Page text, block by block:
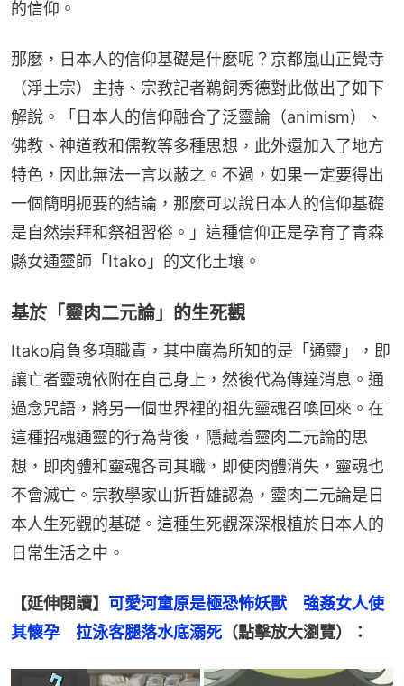
的信仰。
那麼，日本人的信仰基礎是什麼呢？京都嵐山正覺寺
（淨土宗）主持、宗教記者鵜飼秀德對此做出了如下
解說。「日本人的信仰融合了泛靈論（animism）、
佛教、神道教和儒教等多種思想，此外還加入了地方
特色，因此無法一言以蔽之。不過，如果一定要得出
一個簡明扼要的結論，那麼可以說日本人的信仰基礎
是自然崇拜和祭祖習俗。」這種信仰正是孕育了青森
縣女通靈師「Itako」的文化土壤。
基於「靈肉二元論」的生死觀
Itako肩負多項職責，其中廣為所知的是「通靈」，即
讓亡者靈魂依附在自己身上，然後代為傳達消息。通
過念咒語，將另一個世界裡的祖先靈魂召喚回來。在
這種招魂通靈的行為背後，隱藏着靈肉二元論的思
想，即肉體和靈魂各司其職，即使肉體消失，靈魂也
不會滅亡。宗教學家山折哲雄認為，靈肉二元論是日
本人生死觀的基礎。這種生死觀深深根植於日本人的
日常生活之中。
【延伸閱讀】 可愛河童原是極恐怖妖獸　強姦女人使
其懷孕　拉泳客腿落水底溺死（點擊放大瀏覽）：